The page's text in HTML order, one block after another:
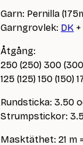
Garn: Pernilla
Garngrovlek: DK +
Åtgång:
250 (250) 300
125 (125) 150 (150)
Rundsticka: 3.50
Strumpstickor:
Masktäthet: 21 m